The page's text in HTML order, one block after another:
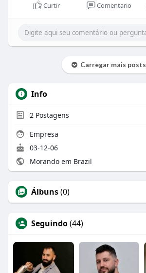
Curtir Comentario
Carregar mais posts
Info
2 Postagens
Empresa
03-12-06
Morando em Brazil
Álbuns(0)
Seguindo(44)